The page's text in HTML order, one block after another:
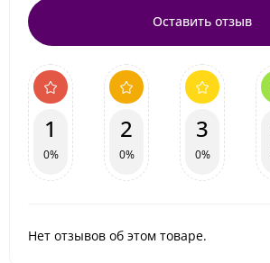
Оставить отзыв
1
0%
2
0%
3
0%
Нет отзывов об этом товаре.